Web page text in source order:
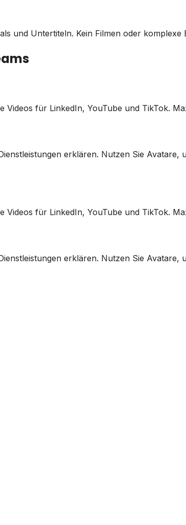
und Untertiteln. Kein Filmen oder
für LinkedIn, YouTube und TikTok.
erklären. Nutzen Sie
für LinkedIn, YouTube und TikTok.
erklären. Nutzen Sie